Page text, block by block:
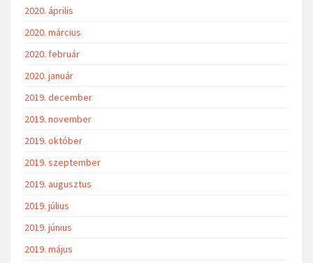
2020. április
2020. március
2020. február
2020. január
2019. december
2019. november
2019. október
2019. szeptember
2019. augusztus
2019. július
2019. június
2019. május